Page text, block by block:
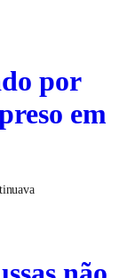
por
em